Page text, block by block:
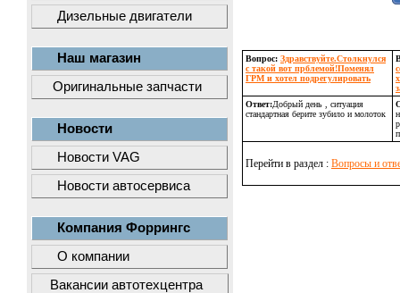
Дизельные двигатели
Наш магазин
Оригинальные запчасти
Новости
Новости VAG
Новости автосервиса
Компания Форрингс
О компании
Вакансии автотехцентра
Вопрос: Здравствуйте.Столкнулся
с такой вот прблемой!Поменял
ГРМ и хотел подрегулировать
Ответ:Добрый день , ситуация
стандартная берите зубило и молоток
Перейти в раздел : Вопросы и